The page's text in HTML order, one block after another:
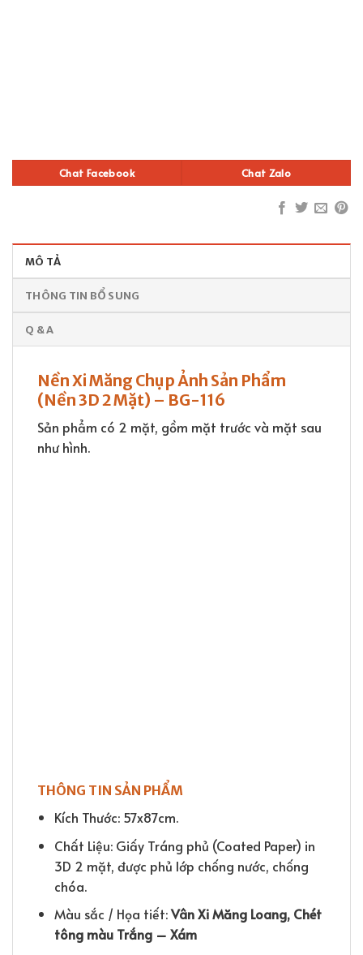
Chat Facebook Chat Zalo
MÔ TẢ
THÔNG TIN BỔ SUNG
Q & A
Nền Xi Măng Chụp Ảnh Sản Phẩm
(Nền 3D 2 Mặt) – BG-116
Sản phẩm có 2 mặt, gồm mặt trước và mặt sau
như hình.
THÔNG TIN SẢN PHẨM
Kích Thước: 57x87cm.
Chất Liệu: Giấy Tráng phủ (Coated Paper) in
3D 2 mặt, được phủ lớp chống nước, chống
chóa.
Màu sắc / Họa tiết:VânXi Măng Loang, Chét
tông màu Trắng – Xám